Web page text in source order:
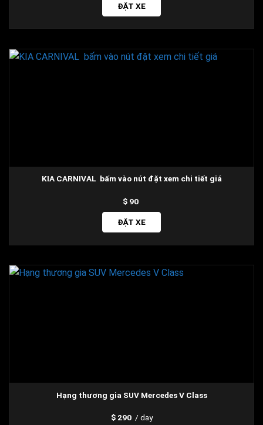
ĐẶT XE
KIA CARNIVAL bấm vào nút đặt xem chi tiết giá
90
ĐẶT XE
Hạng thương gia SUV Mercedes V Class
290 / day